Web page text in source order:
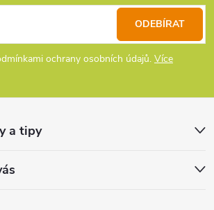
ochrany osobních údajů. Více
ODEBÍRAT
a tipy